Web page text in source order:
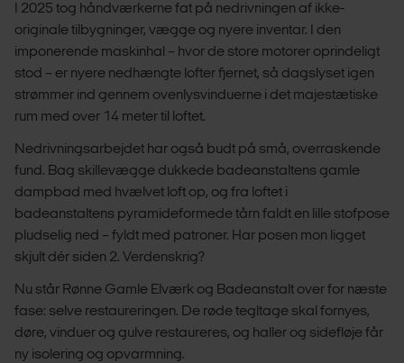
I 2025 tog håndværkerne fat på nedrivningen af ikke-
originale tilbygninger, vægge og nyere inventar. I den
imponerende maskinhal – hvor de store motorer oprindeligt
stod – er nyere nedhængte lofter fjernet, så dagslyset igen
strømmer ind gennem ovenlysvinduerne i det majestætiske
rum med over 14 meter til loftet.
Nedrivningsarbejdet har også budt på små, overraskende
fund. Bag skillevægge dukkede badeanstaltens gamle
dampbad med hvælvet loft op, og fra loftet i
badeanstaltens pyramideformede tårn faldt en lille stofpose
pludselig ned – fyldt med patroner. Har posen mon ligget
skjult dér siden 2. Verdenskrig?
Nu står Rønne Gamle Elværk og Badeanstalt over for næste
fase: selve restaureringen. De røde tegltage skal fornyes,
døre, vinduer og gulve restaureres, og haller og sidefløje får
ny isolering og opvarmning.